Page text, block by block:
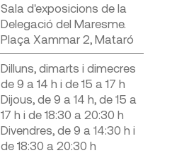
Sala d'exposicions de la
Delegació del Maresme.
Plaça Xammar 2, Mataró
Dilluns, dimarts i dimecres
de 9 a 14 h i de 15 a 17 h
Dijous, de 9 a 14 h, de 15 a
17 h i de 18:30 a 20:30 h
Divendres, de 9 a 14:30 h i
de 18:30 a 20:30 h